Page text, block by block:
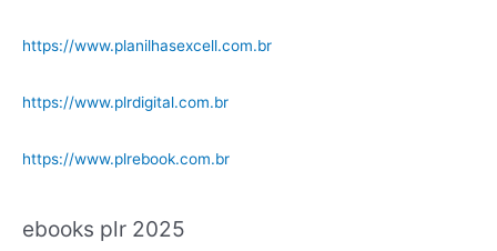
https://www.planilhasexcell.com.br
https://www.plrdigital.com.br
https://www.plrebook.com.br
ebooks plr 2025